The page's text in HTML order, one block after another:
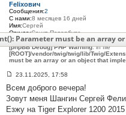
и
е
#
3
4
Felixович
Сообщения:2
С нами:8 месяцев 16 дней
Имя:Сергей
Откуда:Санкт-Петербург
Мото:Triumph Tiger Explorer 1200 2015
[phpBB Debug] PHP Warning: in file
[ROOT]/vendor/twig/twig/lib/Twig/
must be an array or an object that
Parameter must be an array
о
б
щ
23.11.2025, 17:58
Всем доброго вечера!
Зовут меня Шангин Сергей
Езжу на Tiger Explorer 1200